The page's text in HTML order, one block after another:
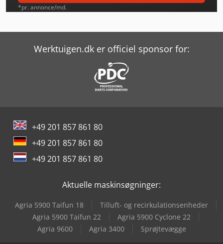
Jcb 540-170
Jcb 8026 Cts
Jcb Js175W
Jcb Minigraver
Jcb S4550E
Jcb Teleskoplæsser
*pr. annonce/md.
Werktuigen.dk er officiel sponsor for:
+49 201 857 861 80
+49 201 857 861 80
+49 201 857 861 80
Aktuelle maskinsøgninger:
Agria 5900 Taifun 18
Tilluft- og recirkulationsenheder
Agria 5900 Taifun 22
Agria 5900 Cyclone 22
Agria 9600
Agria 3400 Sprøjtevægge